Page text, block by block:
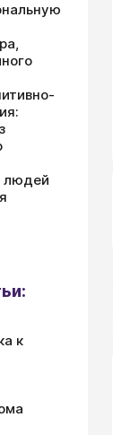
людей
к